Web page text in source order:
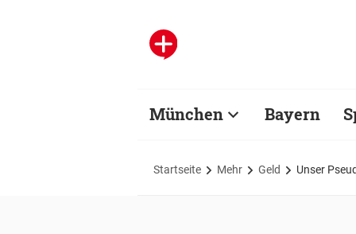
München Bayern
Startseite Mehr Geld Unser